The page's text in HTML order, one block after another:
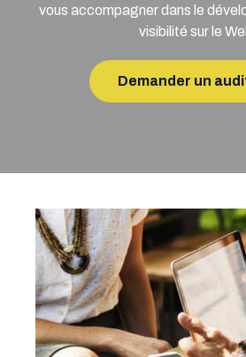
vous accompagner dans le
visibilité sur le
Demander un